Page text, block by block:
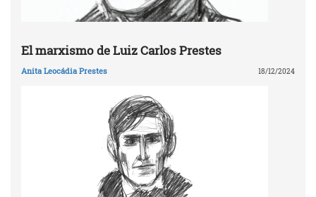
El marxismo de Luiz Carlos Prestes
Anita Leocádia Prestes 18/12/2024